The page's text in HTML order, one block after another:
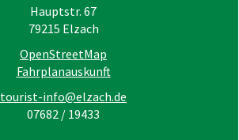
Hauptstr. 67
79215 Elzach
OpenStreetMap
Fahrplanauskunft
tourist-info@elzach.de
07682 / 19433